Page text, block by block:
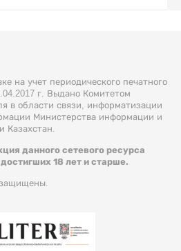
на учет периодического печатного
г. Выдано Комитетом
в области связи, информатизации
Министерства информации и
Казахстан.
данного сетевого ресурса
18 лет и старше.